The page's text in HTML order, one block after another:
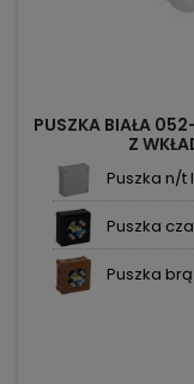
PUSZKA BIAŁA
Z
Puszka n/t
Puszka
Puszka